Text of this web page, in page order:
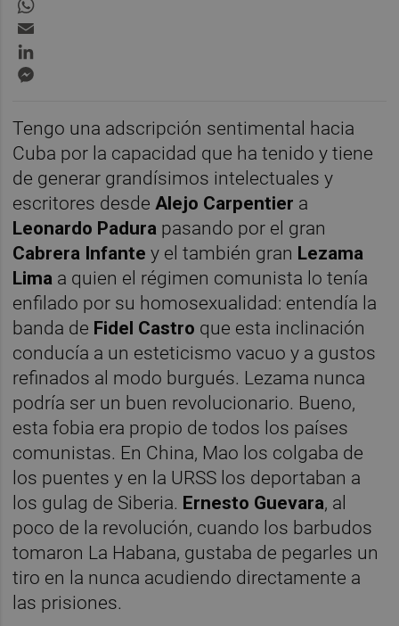
Tengo una adscripción sentimental hacia
Cuba por la capacidad que ha tenido y tiene
de generar grandísimos intelectuales y
escritores desde Alejo Carpentier a
Leonardo Padura pasando por el gran
Cabrera Infante y el también gran Lezama
Lima a quien el régimen comunista lo tenía
enfilado por su homosexualidad: entendía la
banda de Fidel Castro que esta inclinación
conducía a un esteticismo vacuo y a gustos
refinados al modo burgués. Lezama nunca
podría ser un buen revolucionario. Bueno,
esta fobia era propio de todos los países
comunistas. En China, Mao los colgaba de
los puentes y en la URSS los deportaban a
los gulag de Siberia. Ernesto Guevara, al
poco de la revolución, cuando los barbudos
tomaron La Habana, gustaba de pegarles un
tiro en la nunca acudiendo directamente a
las prisiones.